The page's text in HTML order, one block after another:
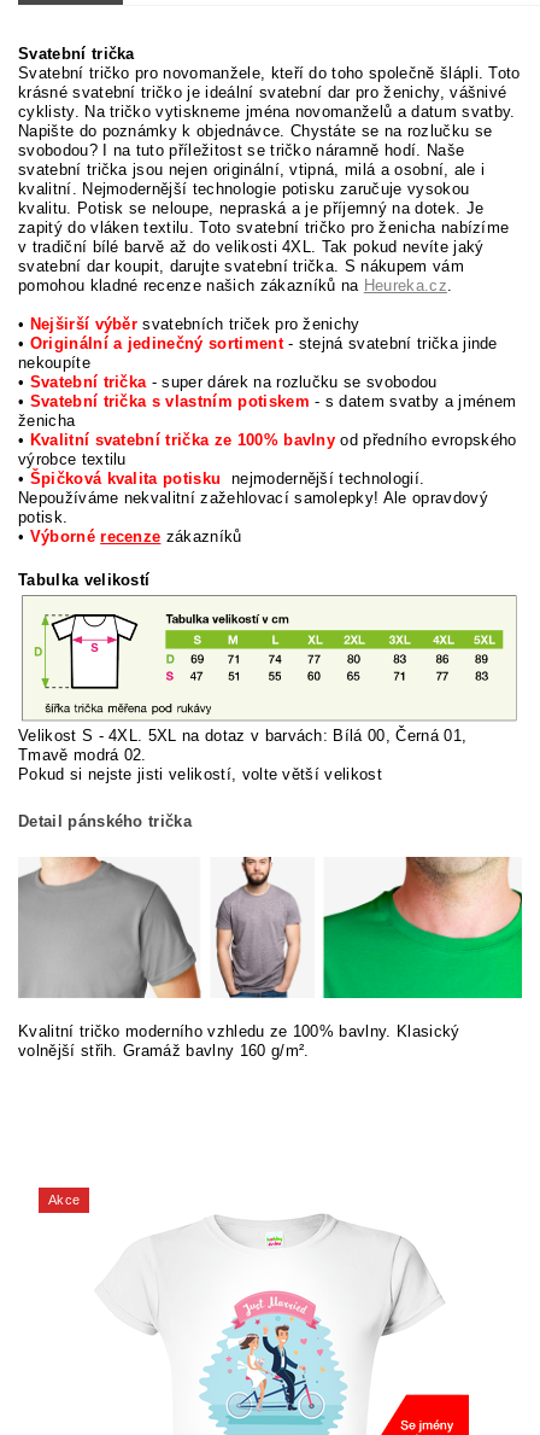
Svatební trička
Svatební tričko pro novomanžele, kteří do toho společně šlápli. Toto
krásné svatební tričko je ideální svatební dar pro ženichy, vášnivé
cyklisty. Na tričko vytiskneme jména novomanželů a datum svatby.
Napište do poznámky k objednávce. Chystáte se na rozlučku se
svobodou? I na tuto příležitost se tričko náramně hodí. Naše
svatební trička jsou nejen originální, vtipná, milá a osobní, ale i
kvalitní. Nejmodernější technologie potisku zaručuje vysokou
kvalitu. Potisk se neloupe, nepraská a je příjemný na dotek. Je
zapitý do vláken textilu. Toto svatební tričko pro ženicha nabízíme
v tradiční bílé barvě až do velikosti 4XL. Tak pokud nevíte jaký
svatební dar koupit, darujte svatební trička. S nákupem vám
pomohou kladné recenze našich zákazníků na Heureka.cz.
• Nejširší výběr svatebních triček pro ženichy
• Originální a jedinečný sortiment- stejná svatební trička jinde
nekoupíte
• Svatební trička - super dárek na rozlučku se svobodou
• Svatební trička s vlastním potiskem- s datem svatby a jménem
ženicha
• Kvalitní svatební trička ze 100% bavlny od předního evropského
výrobce textilu
• Špičková kvalita potisku
nejmodernější technologií.
Nepoužíváme nekvalitní zažehlovací samolepky! Ale opravdový
potisk.
• Výbornérecenze zákazníků
Tabulka velikostí
Velikost S - 4XL. 5XL na dotaz v barvách: Bílá 00, Černá 01,
Tmavě modrá 02.
Pokud si nejste jisti velikostí, volte větší velikost
Detail pánského trička
Kvalitní tričko moderního vzhledu ze 100% bavlny. Klasický
volnější střih. Gramáž bavlny 160 g/m².
Akce